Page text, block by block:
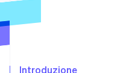
Radar
Costituzione di start-up
Introduzione